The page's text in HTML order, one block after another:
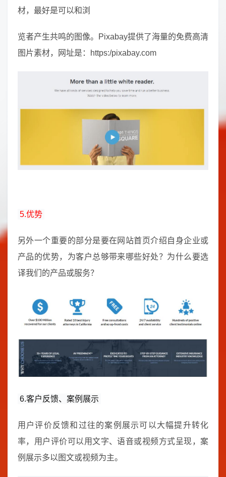
材，最好是可以和浏
览者产生共鸣的图像。Pixabay提供了海量的免费高清
图片素材，网址是：https:/pixabay.com
5.优势
另外一个重要的部分是要在网站首页介绍自身企业或
产品的优势，为客户总够带来哪些好处？为什么要选
译我们的产品或服务？
6.客户反馈、案例展示
用户评价反馈和过往的案例展示可以大幅提升转化
率，用户评价可以用文字、语音或视频方式呈现，案
例展示多以图文或视频为主。